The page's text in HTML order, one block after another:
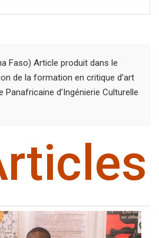
Faso) Article produit dans le
de la formation en critique d’art
Panafricaine d’Ingénierie Culturelle